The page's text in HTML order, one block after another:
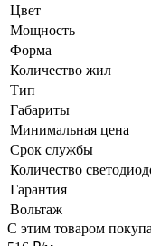
Цвет
Мощность
Форма
Количество жил
Тип
Габариты
Минимальная цена
Срок службы
Количество
Гарантия
Вольтаж
С этим товаром